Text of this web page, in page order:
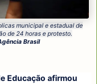
municipal e estadual de
de 24 horas e protesto.
Brasil
Educação afirmou